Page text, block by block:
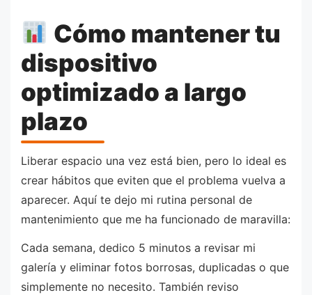
Cómo mantener tu
dispositivo
optimizado a largo
plazo
Liberar espacio una vez está bien, pero lo ideal es
crear hábitos que eviten que el problema vuelva a
aparecer. Aquí te dejo mi rutina personal de
mantenimiento que me ha funcionado de maravilla:
Cada semana, dedico 5 minutos a revisar mi
galería y eliminar fotos borrosas, duplicadas o que
simplemente no necesito. También reviso